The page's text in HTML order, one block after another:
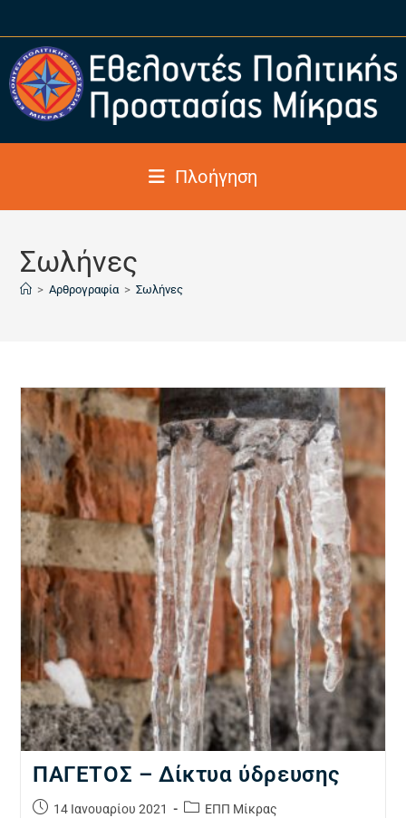
Πλοήγηση
Σωλήνες
> Αρθρογραφία > Σωλήνες
ΠΑΓΕΤΟΣ – Δίκτυα ύδρευσης
14 Ιανουαρίου 2021 ΕΠΠ Μίκρας